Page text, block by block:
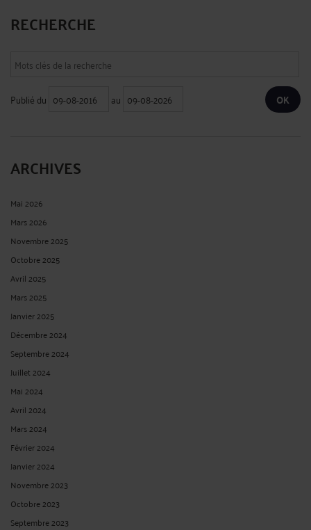
RECHERCHE
Publié du au
ARCHIVES
Mai 2026
Mars 2026
Novembre 2025
Octobre 2025
Avril 2025
Mars 2025
Janvier 2025
Décembre 2024
Septembre 2024
Juillet 2024
Mai 2024
Avril 2024
Mars 2024
Février 2024
Janvier 2024
Novembre 2023
Octobre 2023
Septembre 2023